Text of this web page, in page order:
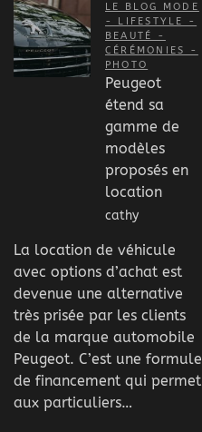
LE BLOG MODE
- LIFESTYLE -
BEAUTÉ -
CÉRÉMONIES -
PHOTO
Peugeot
étend sa
gamme de
modèles
proposés en
location
cathy
La location de véhicule
avec options d’achat est
devenue une alternative
très prisée par les clients
de la marque automobile
Peugeot. C’est une formule
de financement qui permet
aux particuliers…